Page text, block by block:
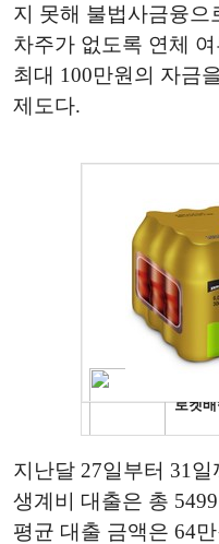
지 못해 불법사금융으
차주가 없도록 연체
최대 100만원의 자금
제도다.
지난달 27일부터 31
생계비 대출은 총
평균 대출 금액은 64